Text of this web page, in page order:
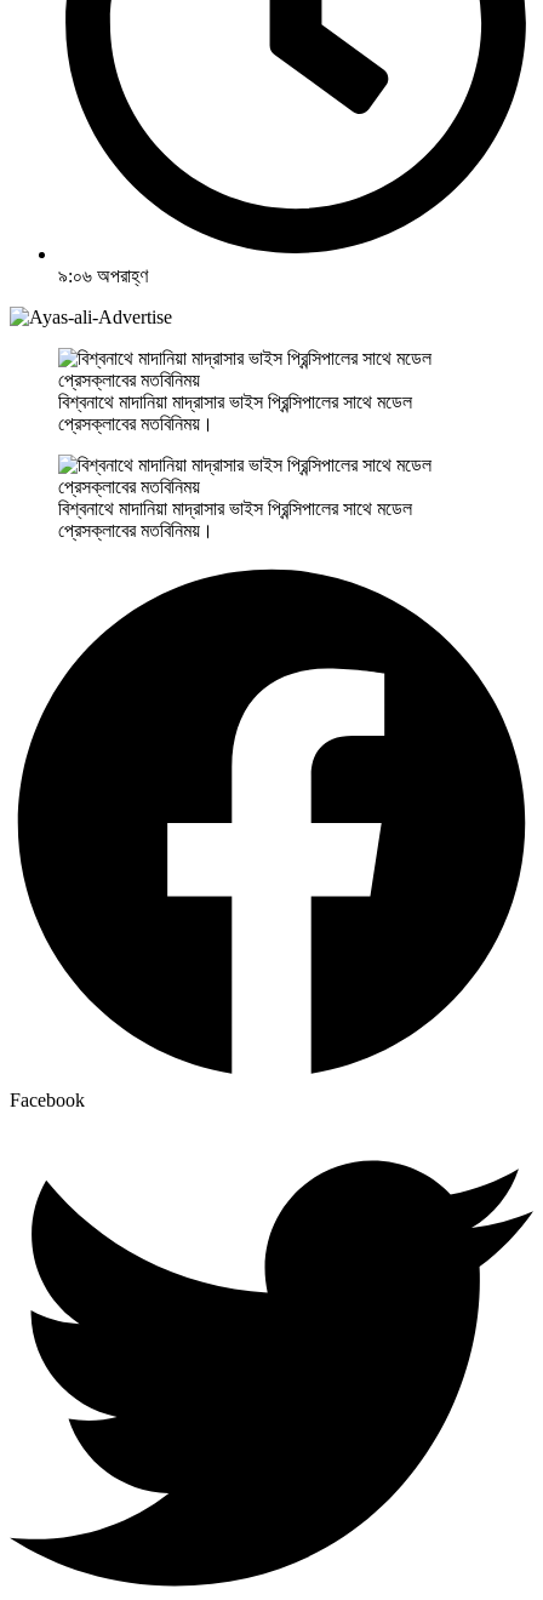
৯:০৬ অপরাহ্ণ
বিশ্বনাথে মাদানিয়া মাদ্রাসার ভাইস প্রিন্সিপালের সাথে মডেল
প্রেসক্লাবের মতবিনিময়।
বিশ্বনাথে মাদানিয়া মাদ্রাসার ভাইস প্রিন্সিপালের সাথে মডেল
প্রেসক্লাবের মতবিনিময়।
Facebook